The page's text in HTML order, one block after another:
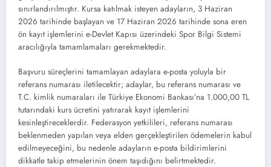
sınırlandırılmıştır. Kursa katılmak isteyen adayların, 3 Haziran
2026 tarihinde başlayan ve 17 Haziran 2026 tarihinde sona eren
ön kayıt işlemlerini e-Devlet Kapısı üzerindeki Spor Bilgi Sistemi
aracılığıyla tamamlamaları gerekmektedir.
Başvuru süreçlerini tamamlayan adaylara e-posta yoluyla bir
referans numarası iletilecektir; adaylar, bu referans numarası ve
T.C. kimlik numaraları ile Türkiye Ekonomi Bankası’na 1.000,00 TL
tutarındaki kurs ücretini yatırarak kayıt işlemlerini
kesinleştireceklerdir. Federasyon yetkilileri, referans numarası
beklenmeden yapılan veya elden gerçekleştirilen ödemelerin kabul
edilmeyeceğini, bu nedenle adayların e-posta bildirimlerini
dikkatle takip etmelerinin önem taşıdığını belirtmektedir.